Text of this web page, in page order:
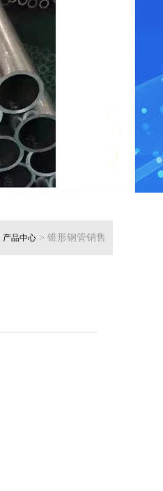
产品中心 > 锥形钢管销售